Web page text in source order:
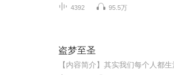
4392 95.5万
盗梦至圣